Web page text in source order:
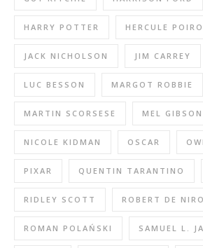
HARRY POTTER HERCULE
JACK NICHOLSON JIM CARREY
LUC BESSON MARGOT ROBBIE
MARTIN SCORSESE MEL GIBSON
NICOLE KIDMAN OSCAR
PIXAR QUENTIN TARANTINO
RIDLEY SCOTT ROBERT DE NIRO
ROMAN POLAŃSKI SAMUEL L.